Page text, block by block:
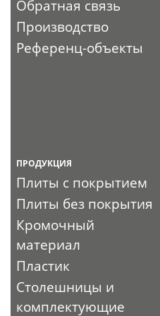
Обратная связь
Производство
Референц-объекты
ПРОДУКЦИЯ
Плиты с покрытием
Плиты без покрытия
Кромочный
материал
Пластик
Столешницы и
комплектующие